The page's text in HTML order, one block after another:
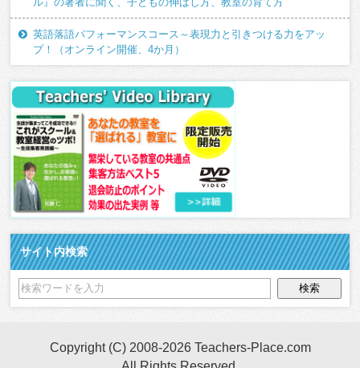
英語落語パフォーマンスコース～表現力と引きつける力をアッ
プ！（オンライン開催、4か月）
サイト内検索
Copyright (C) 2008-2026 Teachers-Place.com